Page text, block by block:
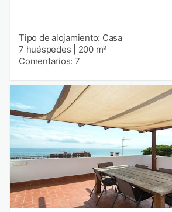
Tipo de alojamiento: Casa
7 huéspedes
200 m²
Comentarios: 7